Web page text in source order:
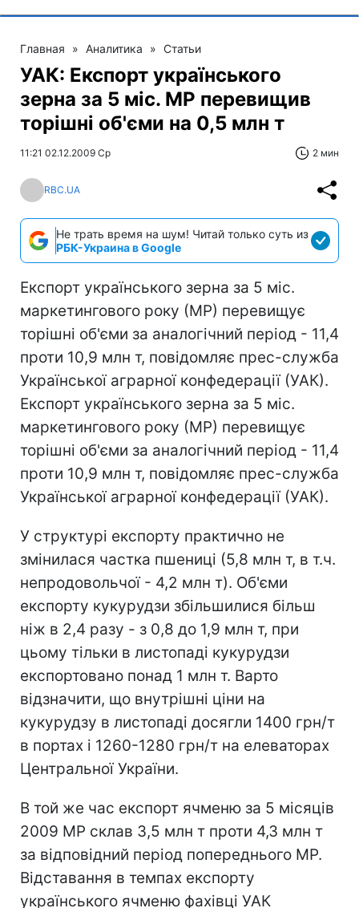
Главная » Аналитика » Статьи
УАК: Експорт українського
зерна за 5 міс. МР перевищив
торішні об'єми на 0,5 млн т
11:21 02.12.2009 Ср 2 мин
RBC.UA
Не трать время на шум! Читай только суть из
РБК-Украина в Google
Експорт українського зерна за 5 міс.
маркетингового року (МР) перевищує
торішні об'єми за аналогічний період - 11,4
проти 10,9 млн т, повідомляє прес-служба
Української аграрної конфедерації (УАК).
Експорт українського зерна за 5 міс.
маркетингового року (МР) перевищує
торішні об'єми за аналогічний період - 11,4
проти 10,9 млн т, повідомляє прес-служба
Української аграрної конфедерації (УАК).
У структурі експорту практично не
змінилася частка пшениці (5,8 млн т, в т.ч.
непродовольчої - 4,2 млн т). Об'єми
експорту кукурудзи збільшилися більш
ніж в 2,4 разу - з 0,8 до 1,9 млн т, при
цьому тільки в листопаді кукурудзи
експортовано понад 1 млн т. Варто
відзначити, що внутрішні ціни на
кукурудзу в листопаді досягли 1400 грн/т
в портах і 1260-1280 грн/т на елеваторах
Центральної України.
В той же час експорт ячменю за 5 місяців
2009 МР склав 3,5 млн т проти 4,3 млн т
за відповідний період попереднього МР.
Відставання в темпах експорту
українського ячменю фахівці УАК